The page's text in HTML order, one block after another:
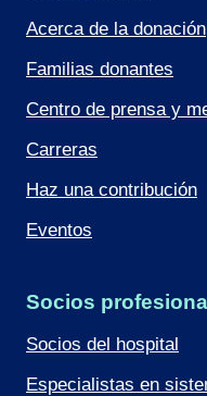
Acerca de la donación
Familias donantes
Centro de prensa y
Carreras
Haz una contribución
Eventos
Socios
Socios del hospital
Especialistas en